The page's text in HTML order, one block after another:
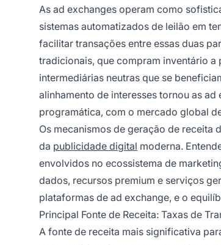
As ad exchanges operam como
sistemas automatizados de leilão em
facilitar transações entre essas duas
tradicionais, que compram inventário
intermediárias neutras que se
alinhamento de interesses tornou as
programática, com o mercado global
Os mecanismos de geração de
da publicidade digital moderna.
envolvidos no ecossistema de
dados, recursos premium e serviços
plataformas de ad exchange, e o
Principal Fonte de Receita: Taxas de
A fonte de receita mais significativa